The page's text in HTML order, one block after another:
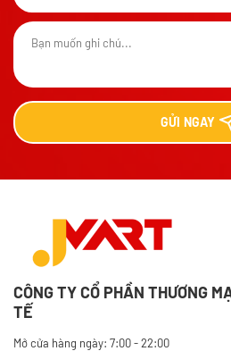
GỬI NGAY
CÔNG TY CỔ PHẦN THƯƠNG
TẾ
Mở cửa hàng ngày: 7:00 - 22:00